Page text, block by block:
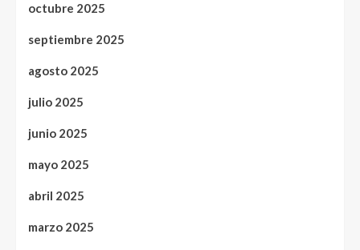
octubre 2025
septiembre 2025
agosto 2025
julio 2025
junio 2025
mayo 2025
abril 2025
marzo 2025